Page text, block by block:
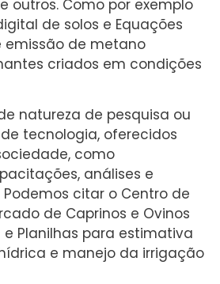
outros. Como por exemplo
de solos e Equações
emissão de metano
criados em condições
natureza de pesquisa ou
tecnologia, oferecidos
como
análises e
citar o Centro de
de Caprinos e Ovinos
Planilhas para estimativa
e manejo da irrigação